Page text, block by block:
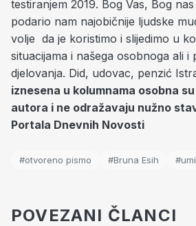
testiranjem 2019. Bog Vas, Bog
podario nam najobičnije ljudske
volje da je koristimo i slijedimo u
situacijama i našega osobnoga ali i
djelovanja. Did, udovac, penzić
iznesena u kolumnama osobna
autora i ne odražavaju nužno
Portala Dnevnih Novosti
#otvoreno pismo #Bruna Esih
POVEZANI ČLANCI